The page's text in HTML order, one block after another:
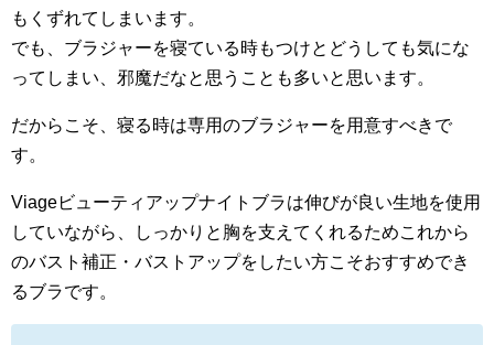
もくずれてしまいます。
でも、ブラジャーを寝ている時もつけとどうしても気にな
ってしまい、邪魔だなと思うことも多いと思います。
だからこそ、寝る時は専用のブラジャーを用意すべきで
す。
Viageビューティアップナイトブラは伸びが良い生地を使用
していながら、しっかりと胸を支えてくれるためこれから
のバスト補正・バストアップをしたい方こそおすすめでき
るブラです。